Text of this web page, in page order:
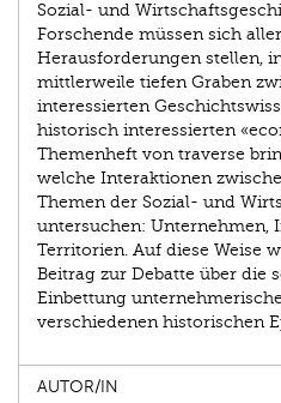
Sozial- und
Forschende müssen sich
Herausforderungen stellen,
mittlerweile tiefen Graben
interessierten
historisch interessierten
Themenheft von traverse
welche Interaktionen
Themen der Sozial- und
untersuchen: Unternehmen,
Territorien. Auf diese Weise
Beitrag zur Debatte über die
Einbettung
verschiedenen historischen
AUTOR/IN